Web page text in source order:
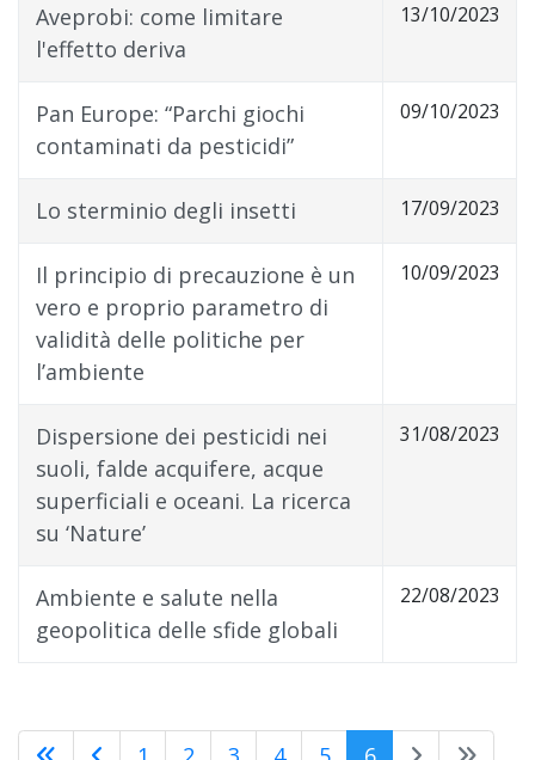
Aveprobi: come limitare
l'effetto deriva
13/10/2023
Pan Europe: “Parchi giochi
contaminati da pesticidi”
09/10/2023
Lo sterminio degli insetti 17/09/2023
Il principio di precauzione è un
vero e proprio parametro di
validità delle politiche per
l’ambiente
10/09/2023
Dispersione dei pesticidi nei
suoli, falde acquifere, acque
superficiali e oceani. La ricerca
su ‘Nature’
31/08/2023
Ambiente e salute nella
geopolitica delle sfide globali
22/08/2023